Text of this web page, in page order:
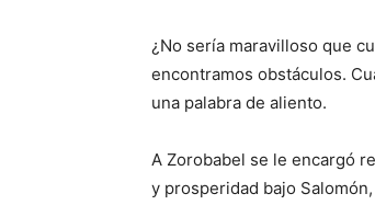
¿No sería maravilloso que
encontramos obstáculos.
una palabra de aliento.
A Zorobabel se le encargó
y prosperidad bajo